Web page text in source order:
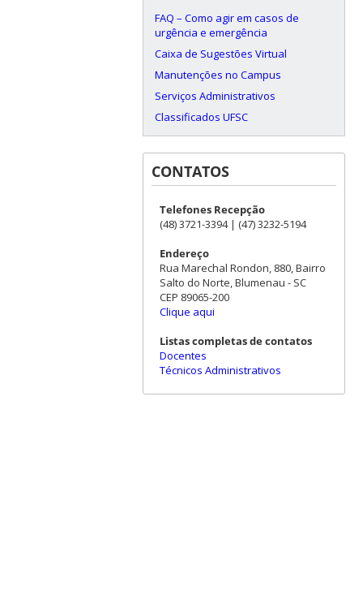
FAQ – Como agir em casos de
urgência e emergência
Caixa de Sugestões Virtual
Manutenções no Campus
Serviços Administrativos
Classificados UFSC
CONTATOS
Telefones Recepção
(48) 3721-3394 | (47) 3232-5194
Endereço
Rua Marechal Rondon, 880, Bairro
Salto do Norte, Blumenau - SC
CEP 89065-200
Clique aqui
Listas completas de contatos
Docentes
Técnicos Administrativos